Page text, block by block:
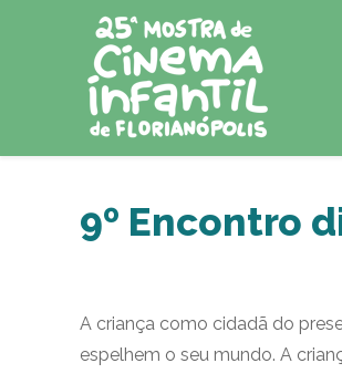
9º Encontro
A criança como cidadã do
espelhem o seu mundo. A